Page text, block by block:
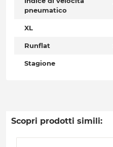
pneumatico
XL
Runflat
Stagione
Scopri prodotti simili: